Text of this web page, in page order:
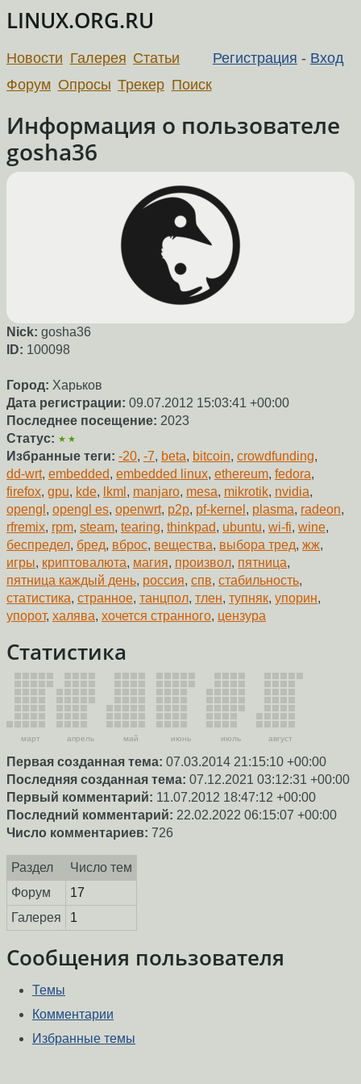
LINUX.ORG.RU
Регистрация - Вход
Новости Галерея Статьи
Форум Опросы Трекер Поиск
Информация о пользователе
gosha36
Nick: gosha36
ID: 100098
Город: Харьков
Дата регистрации: 09.07.2012 15:03:41 +00:00
Последнее посещение: 2023
Статус: ★★
Избранные теги: -20, -7, beta, bitcoin, crowdfunding,
dd-wrt, embedded, embedded linux, ethereum, fedora,
firefox, gpu, kde, lkml , manjaro, mesa, mikrotik, nvidia,
opengl , opengl es, openwrt, p2p, pf-kernel , plasma, radeon,
rfremix, rpm, steam, tearing, thinkpad, ubuntu, wi-fi, wine,
беспредел, бред, вброс, вещества, выбора тред, жж,
игры, криптовалюта, магия, произвол, пятница,
пятница каждый день, россия, спв, стабильность,
статистика, странное, танцпол, тлен, тупняк, упорин,
упорот, халява, хочется странного, цензура
Статистика
март апрель май июнь июль август
Первая созданная тема: 07.03.2014 21:15:10 +00:00
Последняя созданная тема: 07.12.2021 03:12:31 +00:00
Первый комментарий: 11.07.2012 18:47:12 +00:00
Последний комментарий: 22.02.2022 06:15:07 +00:00
Число комментариев: 726
Раздел
Число тем
Форум
17
Галерея
1
Сообщения пользователя
Темы
Комментарии
Избранные темы